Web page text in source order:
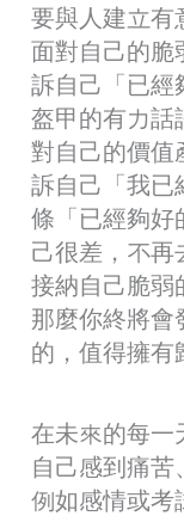
要與人建立有
面對自己的脆
訴自己「已經
盔甲的有力話
對自己的價值
訴自己「我已
條「已經夠好
己很差，不再
接納自己脆弱
那麼你終將會
的，值得擁有
在未來的每一
自己感到痛苦
例如感情或考